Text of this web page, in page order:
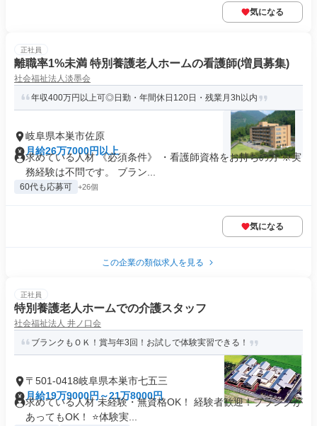
気になる
正社員
離職率1%未満 特別養護老人ホームの看護師(増員募集)
社会福祉法人淡墨会
年収400万円以上可◎日勤・年間休日120日・残業月3h以内
岐阜県本巣市佐原
月給26万7000円以上
求めている人材 《必須条件》 ・看護師資格をお持ちの方 ※実
務経験は不問です。 ブラン...
60代も応募可 +26個
気になる
この企業の類似求人を見る
正社員
特別養護老人ホームでの介護スタッフ
社会福祉法人 井ノ口会
ブランクもＯＫ！賞与年3回！お試しで体験実習できる！
〒501-0418岐阜県本巣市七五三
月給19万9000円～21万8000円
求めている人材 未経験・無資格OK！ 経験者歓迎！ブランクが
あってもOK！ ⭐体験実...